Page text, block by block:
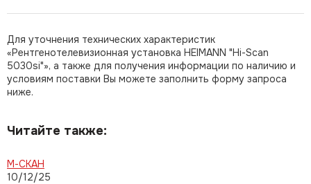
Для уточнения технических характеристик
«Рентгенотелевизионная установка HEIMANN "Hi-Scan
5030si"», а также для получения информации по наличию и
условиям поставки Вы можете заполнить форму запроса
ниже.
Читайте также:
М-СКАН
10/12/25